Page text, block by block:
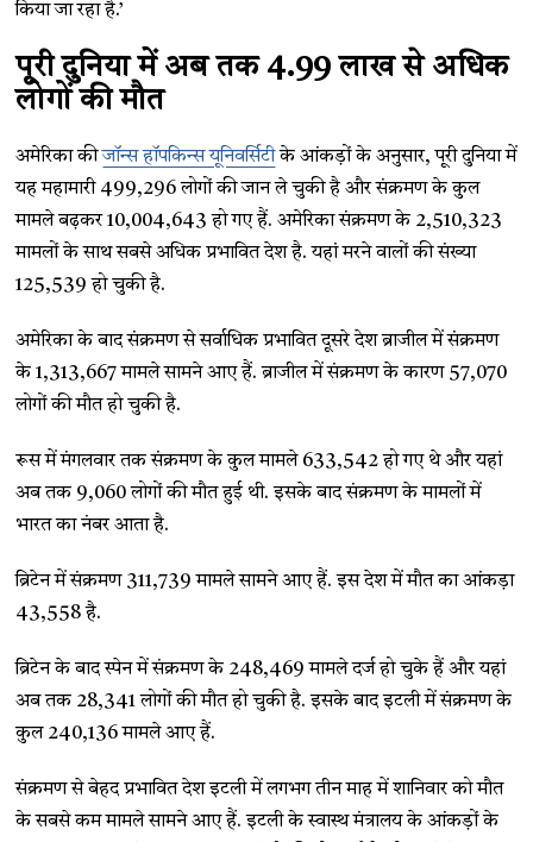
किया जा रहा है.’
पूरी दुनिया में अब तक 4.99 लाख से अधिक
लोगों की मौत
अमेरिका कीजॉन्स हॉपकिन्स यूनिवर्सिटीके आंकड़ों के अनुसार, पूरी दुनिया में
यह महामारी 499,296 लोगों की जान ले चुकी है और संक्रमण के कुल
मामले बढ़कर 10,004,643 हो गए हैं. अमेरिका संक्रमण के 2,510,323
मामलों के साथ सबसे अधिक प्रभावित देश है. यहां मरने वालों की संख्या
125,539 हो चुकी है.
अमेरिका के बाद संक्रमण से सर्वाधिक प्रभावित दूसरे देश ब्राजील में संक्रमण
के 1,313,667 मामले सामने आए हैं. ब्राजील में संक्रमण के कारण 57,070
लोगों की मौत हो चुकी है.
रूस में मंगलवार तक संक्रमण के कुल मामले 633,542 हो गए थे और यहां
अब तक 9,060 लोगों की मौत हुई थी. इसके बाद संक्रमण के मामलों में
भारत का नंबर आता है.
ब्रिटेन में संक्रमण 311,739 मामले सामने आए हैं. इस देश में मौत का आंकड़ा
43,558 है.
ब्रिटेन के बाद स्पेन में संक्रमण के 248,469 मामले दर्ज हो चुके हैं और यहां
अब तक 28,341 लोगों की मौत हो चुकी है. इसके बाद इटली में संक्रमण के
कुल 240,136 मामले आए हैं.
संक्रमण से बेहद प्रभावित देश इटली में लगभग तीन माह में शानिवार को मौत
के सबसे कम मामले सामने आए हैं. इटली के स्वास्थ मंत्रालय के आंकड़ों के